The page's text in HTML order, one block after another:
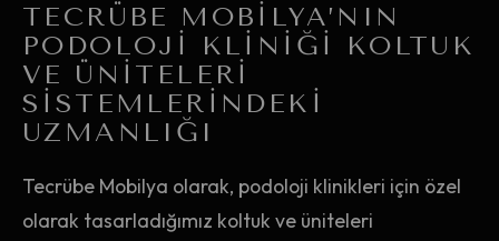
TECRÜBE MOBILYA’NIN
PODOLOJI KLINIĞI KOLTUK
VE ÜNITELERI
SISTEMLERINDEKI
UZMANLIĞI
Tecrübe Mobilya olarak, podoloji klinikleri için özel
olarak tasarladığımız koltuk ve üniteleri